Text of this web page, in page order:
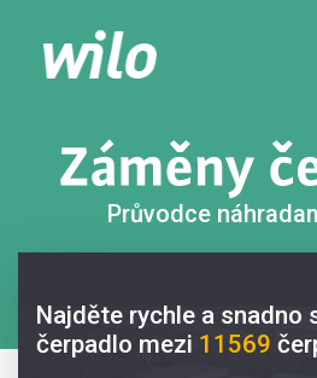
Průvodce
Najděte rychle a snadno
čerpadlo mezi 11569